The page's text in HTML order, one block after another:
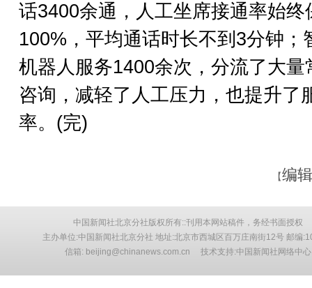
话3400余通，人工坐席接通率始终
100%，平均通话时长不到3分钟；
机器人服务1400余次，分流了大量
咨询，减轻了人工压力，也提升了
率。(完)
【编
中国新闻社北京分社版权所有::刊用本网站稿件，务经书面授权
主办单位:中国新闻社北京分社 地址:北京市西城区百万庄南街12号 邮编
信箱: beijing@chinanews.com.cn 技术支持:中国新闻社网络中心